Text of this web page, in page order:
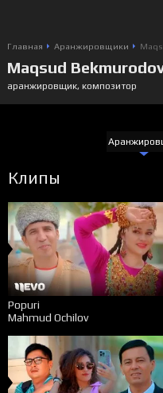
Главная Аранжировщики
Maqsud
аранжировщик, композитор
Клипы
Popuri
Mahmud Ochilov